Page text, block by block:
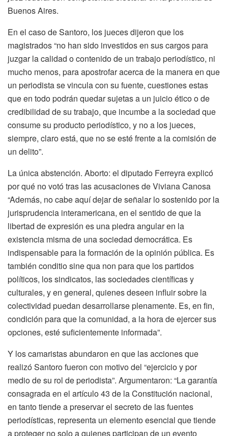
Buenos Aires.
En el caso de Santoro, los jueces dijeron que los
magistrados “no han sido investidos en sus cargos para
juzgar la calidad o contenido de un trabajo periodístico, ni
mucho menos, para apostrofar acerca de la manera en que
un periodista se vincula con su fuente, cuestiones estas
que en todo podrán quedar sujetas a un juicio ético o de
credibilidad de su trabajo, que incumbe a la sociedad que
consume su producto periodístico, y no a los jueces,
siempre, claro está, que no se esté frente a la comisión de
un delito”.
La única abstención. Aborto: el diputado Ferreyra explicó
por qué no votó tras las acusaciones de Viviana Canosa
“Además, no cabe aquí dejar de señalar lo sostenido por la
jurisprudencia interamericana, en el sentido de que la
libertad de expresión es una piedra angular en la
existencia misma de una sociedad democrática. Es
indispensable para la formación de la opinión pública. Es
también conditio sine qua non para que los partidos
políticos, los sindicatos, las sociedades científicas y
culturales, y en general, quienes deseen influir sobre la
colectividad puedan desarrollarse plenamente. Es, en fin,
condición para que la comunidad, a la hora de ejercer sus
opciones, esté suficientemente informada”.
Y los camaristas abundaron en que las acciones que
realizó Santoro fueron con motivo del “ejercicio y por
medio de su rol de periodista”. Argumentaron: “La garantía
consagrada en el artículo 43 de la Constitución nacional,
en tanto tiende a preservar el secreto de las fuentes
periodísticas, representa un elemento esencial que tiende
a proteger no solo a quienes participan de un evento